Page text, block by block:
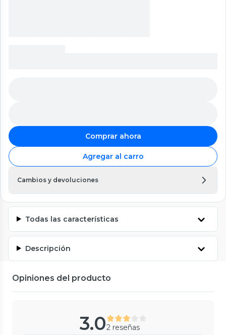
Comprar ahora
Agregar al carro
Cambios y devoluciones
Todas las características
Descripción
Opiniones del producto
3.02 reseñas